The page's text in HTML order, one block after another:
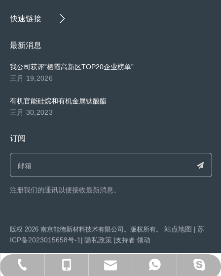
快速链接
最新消息
我公司获评”栖霞高新区TOP20企业榜单”
三月 19,2026
有机官能硅烷和有机金属钛酸酯
三月 30,2023
订阅
注册我们的通讯以便接收最新消息。​​​​​​​
​版权 2026 南京能德新材料技术有限公司。版权所有。 站点地图
苏
ICP备2023015658号-1
隐私政策 |支持者 领动
025-86371192
13851602286
export@capatue.com
15950550525
y593432051